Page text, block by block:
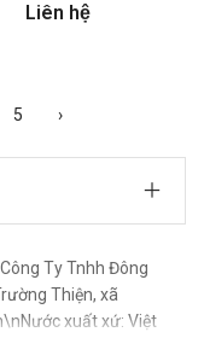
Liên hệ
5 ›
Ty Tnhh Đông
Thiện, xã
xuất xứ: Việt